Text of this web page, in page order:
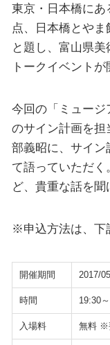
東京・日本橋に
点、日本橋とや
と題し、富山県
トークイベントが
今回の「ミュー
のサイン計画を
部義昭に、サイ
て語っていただ
ど、貴重な話を聞
※申込方法は、下
開催期間 2017/
時間 19:30
入場料 無料 ※